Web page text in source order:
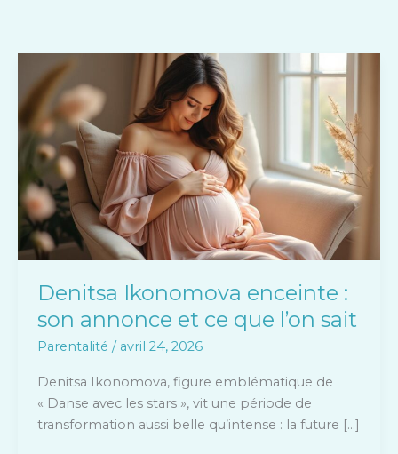
Denitsa Ikonomova enceinte :
son annonce et ce que l’on sait
Parentalité / avril 24, 2026
Denitsa Ikonomova, figure emblématique de
« Danse avec les stars », vit une période de
transformation aussi belle qu’intense : la future […]
Denitsa
Ikonomova
enceinte
son
annonce
et
ce
que
l’on